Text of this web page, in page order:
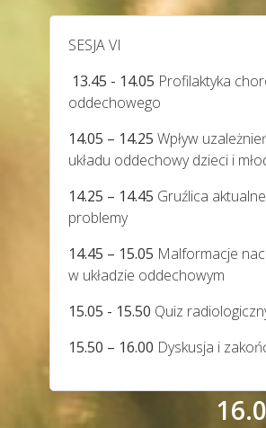
SESJA VI
13.45 - 14.05 Profilaktyka
oddechowego
14.05 – 14.25 Wpływ
układu oddechowy dzieci i
14.25 – 14.45 Gruźlica aktualne
problemy
14.45 – 15.05 Malformacje
w układzie oddechowym
15.05 - 15.50 Quiz
15.50 – 16.00 Dyskusja i